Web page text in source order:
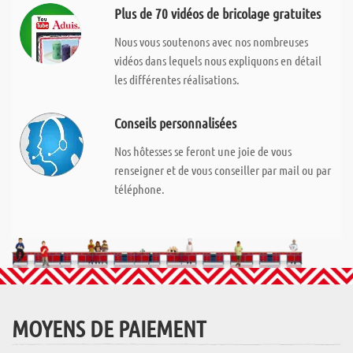
Plus de 70 vidéos de bricolage gratuites
Nous vous soutenons avec nos nombreuses
vidéos dans lequels nous expliquons en détail
les différentes réalisations.
Conseils personnalisées
Nos hôtesses se feront une joie de vous
renseigner et de vous conseiller par mail ou par
téléphone.
MOYENS DE PAIEMENT